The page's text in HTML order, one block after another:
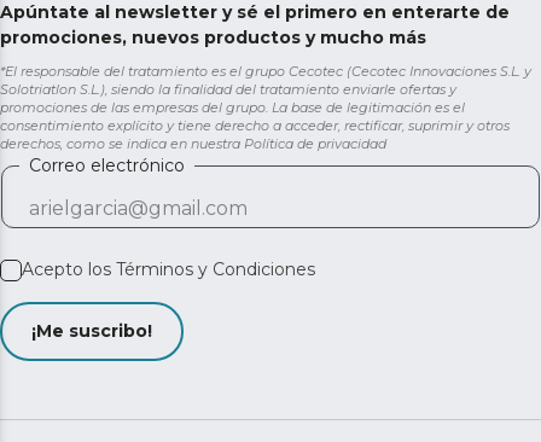
Apúntate al newsletter y sé el primero en enterarte de
promociones, nuevos productos y mucho más
*El responsable del tratamiento es el grupo Cecotec (Cecotec Innovaciones S.L. y
Solotriatlon S.L.), siendo la finalidad del tratamiento enviarle ofertas y
promociones de las empresas del grupo. La base de legitimación es el
consentimiento explícito y tiene derecho a acceder, rectificar, suprimir y otros
derechos, como se indica en nuestra Política de privacidad
Correo electrónico
Acepto los Términos y Condiciones
¡Me suscribo!